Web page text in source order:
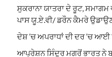
ਸੁਕਰਾਨਾ ਯਾਤਰਾ ਦੇ ਰੂਟ,
ਪਾਸ ਯੂ.ਏ.ਵੀ/ ਡਰੌਨ ਕੈਮਰੇ
ਦੇਸ਼ ‘ਚ ਅਪਰਾਧਾਂ ਦੀ ਦਰ ‘ਚ ਆਈ
ਆਪ੍ਰੇਸ਼ਨ ਸਿੰਦੂਰ ਮਗਰੋਂ ਭਾਰਤ ਨੇ